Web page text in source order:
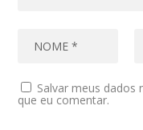
Salvar meus dados
que eu comentar.